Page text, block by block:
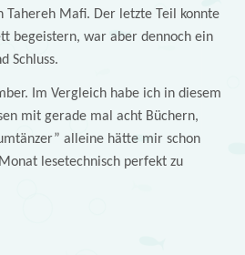
Mafi. Der letzte Teil konnte
begeistern, war aber dennoch ein
Schluss.
Im Vergleich habe ich in diesem
mit gerade mal acht Büchern,
alleine hätte mir schon
lesetechnisch perfekt zu